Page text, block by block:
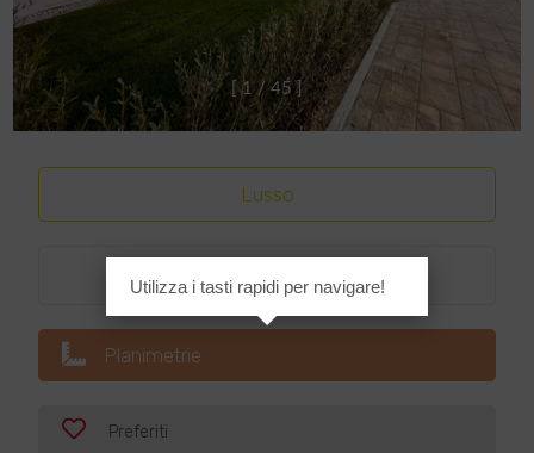
1 / 45 ]
Lusso
Planimetrie
Preferiti
Utilizza i tasti rapidi per navigare!